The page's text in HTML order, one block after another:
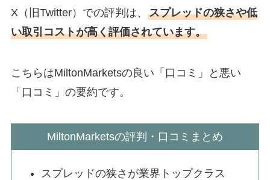
X（旧Twitter）での評判は、 スプレッドの狭さや低
い取引コストが高く評価されています。
こちらはMiltonMarketsの良い「口コミ」と悪い
「口コミ」の要約です。
MiltonMarketsの評判・口コミまとめ
スプレッドの狭さが業界トップクラス